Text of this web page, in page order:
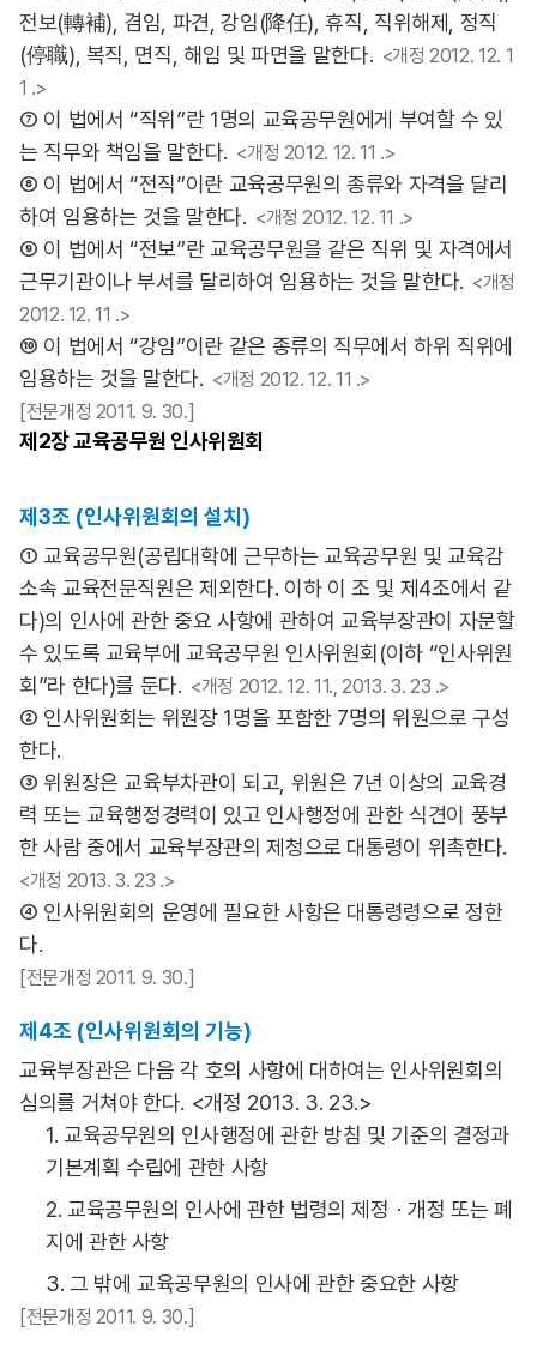
전보(轉補), 겸임, 파견, 강임(降任), 휴직, 직위해제, 정직
(停職), 복직, 면직, 해임 및 파면을 말한다. <개정 2012. 12. 1
1 .>
⑦ 이 법에서 “직위”란 1명의 교육공무원에게 부여할 수 있
는 직무와 책임을 말한다. <개정 2012. 12. 11 .>
⑧ 이 법에서 “전직”이란 교육공무원의 종류와 자격을 달리
하여 임용하는 것을 말한다. <개정 2012. 12. 11 .>
⑨ 이 법에서 “전보”란 교육공무원을 같은 직위 및 자격에서
근무기관이나 부서를 달리하여 임용하는 것을 말한다. <개정
2012. 12. 11 .>
⑩ 이 법에서 “강임”이란 같은 종류의 직무에서 하위 직위에
임용하는 것을 말한다. <개정 2012. 12. 11 .>
[전문개정 2011. 9. 30.]
제2장교육공무원 인사위원회
제3조 (인사위원회의 설치)
① 교육공무원(공립대학에 근무하는 교육공무원 및 교육감
소속 교육전문직원은 제외한다. 이하 이 조 및 제4조에서 같
다)의 인사에 관한 중요 사항에 관하여 교육부장관이 자문할
수 있도록 교육부에 교육공무원 인사위원회(이하 “인사위원
회”라 한다)를 둔다. <개정 2012. 12. 11., 2013. 3. 23 .>
② 인사위원회는 위원장 1명을 포함한 7명의 위원으로 구성
한다.
③ 위원장은 교육부차관이 되고, 위원은 7년 이상의 교육경
력 또는 교육행정경력이 있고 인사행정에 관한 식견이 풍부
한 사람 중에서 교육부장관의 제청으로 대통령이 위촉한다.
<개정 2013. 3. 23 .>
④ 인사위원회의 운영에 필요한 사항은 대통령령으로 정한
다.
[전문개정 2011. 9. 30.]
제4조 (인사위원회의 기능)
교육부장관은 다음 각 호의 사항에 대하여는 인사위원회의
심의를 거쳐야 한다. <개정 2013. 3. 23.>
1. 교육공무원의 인사행정에 관한 방침 및 기준의 결정과
기본계획 수립에 관한 사항
2. 교육공무원의 인사에 관한 법령의 제정ㆍ개정 또는 폐
지에 관한 사항
3. 그 밖에 교육공무원의 인사에 관한 중요한 사항
[전문개정 2011. 9. 30.]